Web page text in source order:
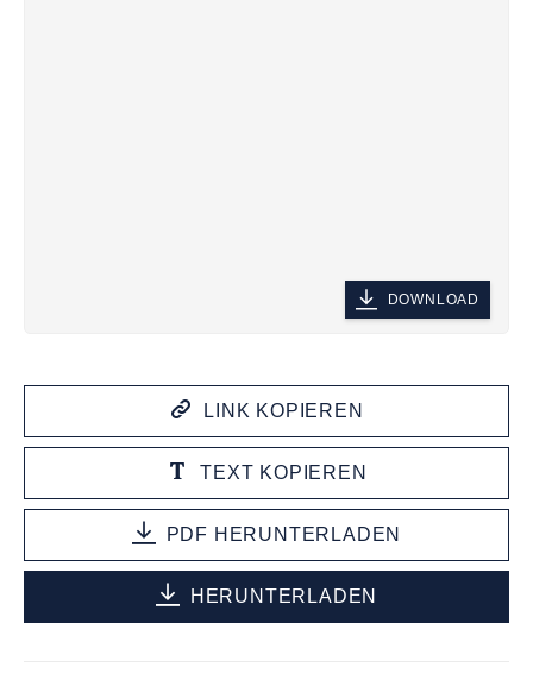
DOWNLOAD
LINK KOPIEREN
TEXT KOPIEREN
PDF HERUNTERLADEN
HERUNTERLADEN